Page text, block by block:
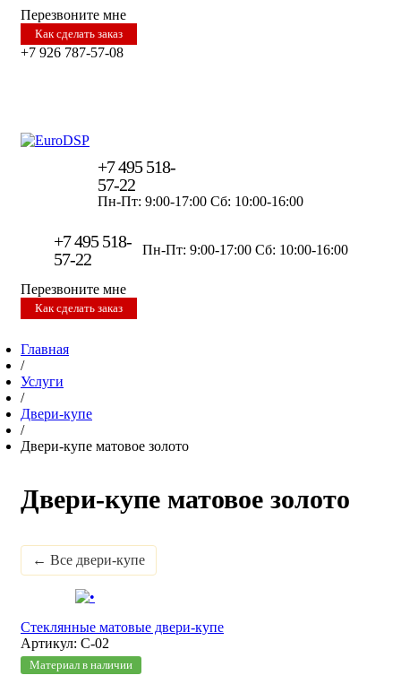
Перезвоните мне
Как сделать заказ
+7 926 787-57-08
+7 495 518-
57-22
Пн-Пт: 9:00-17:00 Сб: 10:00-16:00
+7 495 518-
57-22
Пн-Пт: 9:00-17:00 Сб: 10:00-16:00
Перезвоните мне
Как сделать заказ
Главная
/
Услуги
/
Двери-купе
/
Двери-купе матовое золото
Двери-купе матовое золото
← Все двери-купе
Стеклянные матовые двери-купе
Артикул: С-02
Материал в наличии